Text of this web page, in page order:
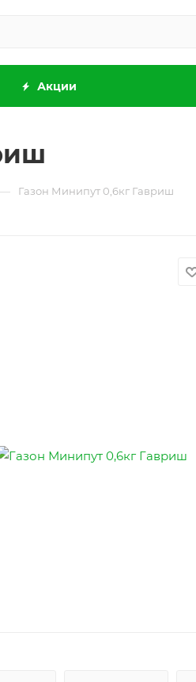
Акции
Газон Минипут 0,6кг Гавриш